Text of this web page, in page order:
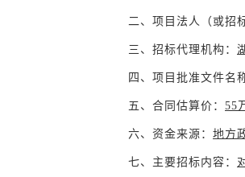
二、 项目 法人（或招
三、招标代理机构：
四、项目批准文件名
五、合同估算价： 55
六、资金来源： 地方
七、主要招标内容：